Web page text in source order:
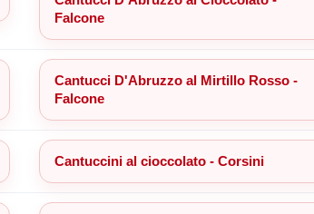
Falcone
Cantucci D'Abruzzo al Mirtillo Rosso -
Falcone
Cantuccini al cioccolato - Corsini